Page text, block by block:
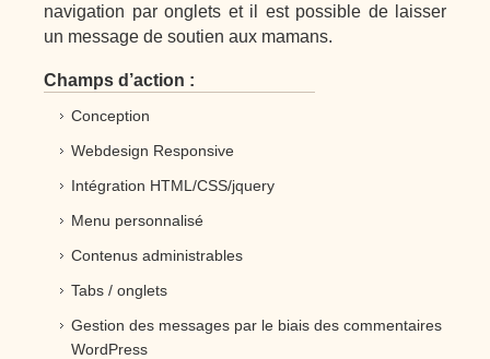
navigation par onglets et il est possible de laisser
un message de soutien aux mamans.
Champs d’action :
Conception
Webdesign Responsive
Intégration HTML/CSS/jquery
Menu personnalisé
Contenus administrables
Tabs / onglets
Gestion des messages par le biais des commentaires
WordPress